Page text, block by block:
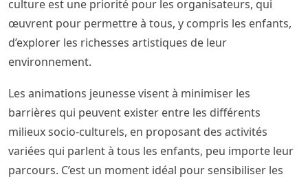
culture est une priorité pour les organisateurs, qui
œuvrent pour permettre à tous, y compris les enfants,
d’explorer les richesses artistiques de leur
environnement.
Les animations jeunesse visent à minimiser les
barrières qui peuvent exister entre les différents
milieux socio-culturels, en proposant des activités
variées qui parlent à tous les enfants, peu importe leur
parcours. C’est un moment idéal pour sensibiliser les